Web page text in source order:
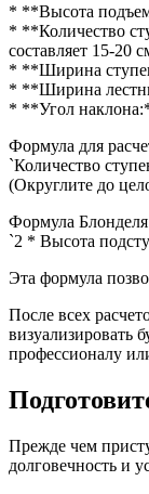
* **Высота
* **Количество
составляет 15-20
* **Ширина
* **Ширина
* **Угол
Формула для
`Количество
(Округлите до
Формула
`2 * Высота
Эта формула
После всех
визуализировать
профессионалу
Прежде чем
долговечность и